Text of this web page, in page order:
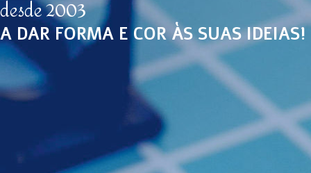
desde 2003
A DAR FORMA E COR ÀS SUAS IDEIAS!